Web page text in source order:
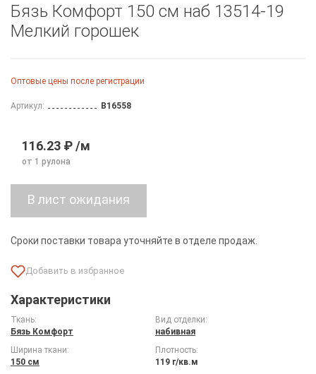
Бязь Комфорт 150 см наб 13514-19
Мелкий горошек
Оптовые цены после регистрации
Артикул: B16558
116.23 ₽ /м
от 1 рулона
Сроки поставки товара уточняйте в отделе продаж.
Характеристики
Ткань:
Бязь Комфорт
Вид отделки:
набивная
Ширина ткани:
150 см
Плотность:
119 г/кв.м